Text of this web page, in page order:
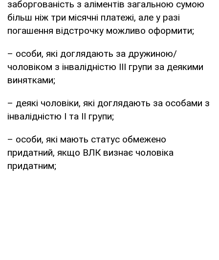
заборгованість з аліментів загальною сумою
більш ніж три місячні платежі, але у разі
погашення відстрочку можливо оформити;
– особи, які доглядають за дружиною/
чоловіком з інвалідністю III групи за деякими
винятками;
– деякі чоловіки, які доглядають за особами з
інвалідністю I та II групи;
– особи, які мають статус обмежено
придатний, якщо ВЛК визнає чоловіка
придатним;